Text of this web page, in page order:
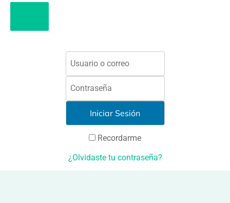
Recordarme
¿Olvidaste tu contraseña?